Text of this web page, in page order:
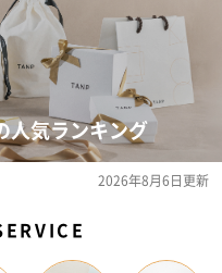
人気ランキング
2026年8月6日更新